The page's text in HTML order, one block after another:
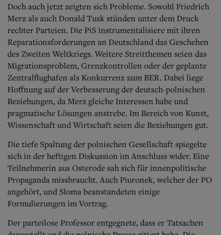
Doch auch jetzt zeigten sich Probleme. Sowohl Friedrich
Merz als auch Donald Tusk stünden unter dem Druck
rechter Parteien. Die PiS instrumentalisiere mit ihren
Reparationsforderungen an Deutschland das Geschehen
des Zweiten Weltkriegs. Weitere Streitthemen seien das
Migrationsproblem, Grenzkontrollen oder der geplante
Zentralflughafen als Konkurrenz zum BER. Dabei liege
Hoffnung auf der Verbesserung der deutsch-polnischen
Beziehungen, da Merz gleiche Interessen habe und
pragmatische Lösungen anstrebe. Im Bereich von Kunst,
Wissenschaft und Wirtschaft seien die Beziehungen gut.
Die tiefe Spaltung der polnischen Gesellschaft spiegelte
sich in der heftigen Diskussion im Anschluss wider. Eine
Teilnehmerin aus Osterode sah sich für innenpolitische
Propaganda missbraucht. Auch Piuronek, welcher der PO
angehört, und Słoma beanstandeten einige
Formulierungen im Vortrag.
Der parteilose Professor entgegnete, dass er Tatsachen